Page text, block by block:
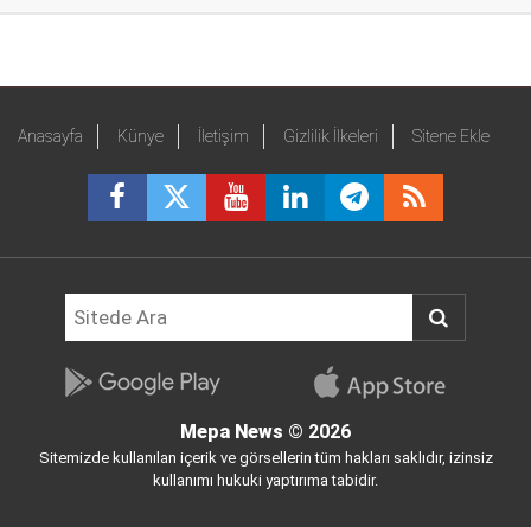
Anasayfa Künye İletişim Gizlilik İlkeleri Sitene Ekle
Mepa News © 2026
Sitemizde kullanılan içerik ve görsellerin tüm hakları saklıdır, izinsiz
kullanımı hukuki yaptırıma tabidir.